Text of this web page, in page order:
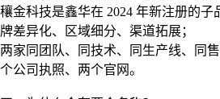
穰金科技是鑫华在 2024 年新注册的子
牌差异化、区域细分、渠道拓展；
两家同团队、同技术、同生产线、同
个公司执照、两个官网。